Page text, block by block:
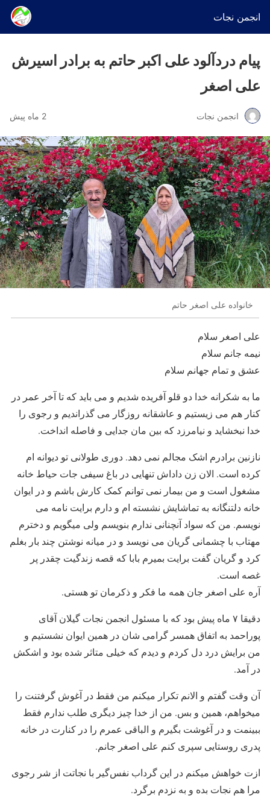
انجمن نجات
پیام دردآلود علی اکبر حاتم به برادر اسیرش
علی اصغر
انجمن نجات 2 ماه پیش
خانواده علی اصغر حاتم
علی اصغر سلام
نیمه جانم سلام
عشق و تمام جهانم سلام
ما به شکرانه خدا دو قلو آفریده شدیم و می باید که تا آخر عمر در
کنار هم می زیستیم و عاشقانه روزگار می گذراندیم و رجوی را
خدا نبخشاید و نیامرزد که بین مان جدایی و فاصله انداخت.
نازنین برادرم اشک مجالم نمی دهد. دوری طولانی تو دیوانه ام
کرده است. الان زن داداش تنهایی در باغ سیفی جات حیاط خانه
مشغول است و من بیمار نمی توانم کمک کارش باشم و در ایوان
خانه دلتنگانه به تماشایش نشسته ام و دارم برایت نامه می
نویسم. من که سواد آنچنانی ندارم بنویسم ولی میگویم و دخترم
مهتاب با چشمانی گریان می نویسد و در میانه نوشتن چند بار بغلم
کرد و گریان گفت برایت بمیرم بابا که قصه زندگیت چقدر پر
غصه است.
آره علی اصغر جان همه ما فکر و ذکرمان تو هستی.
دقیقا ۷ ماه پیش بود که با مسئول انجمن نجات گیلان آقای
پوراحمد به اتفاق همسر گرامی شان در همین ایوان نشستیم و
من برایش درد دل کردم و دیدم که خیلی متاثر شده بود و اشکش
در آمد.
آن وقت گفتم و الانم تکرار میکنم من فقط در آغوش گرفتنت را
میخواهم، همین و بس. من از خدا چیز دیگری طلب ندارم فقط
ببینمت و در آغوشت بگیرم و الباقی عمرم را در کنارت در خانه
پدری روستایی سپری کنم علی اصغر جانم.
ازت خواهش میکنم در این گرداب نفس‌گیر با نجاتت از شر رجوی
مرا هم نجات بده و به نزدم برگرد.